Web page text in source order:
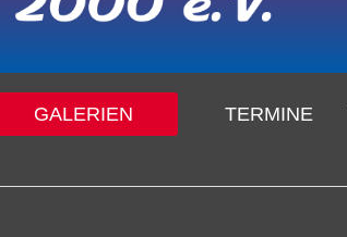
GALERIEN TERMINE